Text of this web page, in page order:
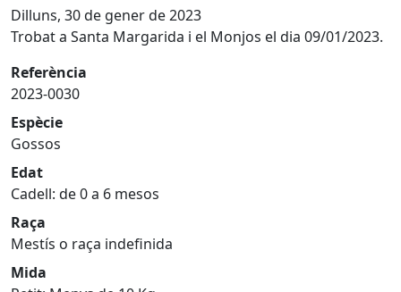
Dilluns, 30 de gener de 2023
Trobat a Santa Margarida i el Monjos el dia 09/01/2023.
Referència
2023-0030
Espècie
Gossos
Edat
Cadell: de 0 a 6 mesos
Raça
Mestís o raça indefinida
Mida